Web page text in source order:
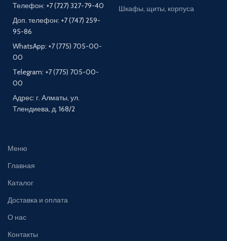
Телефон: +7 (727) 327-79-40
Доп. телефон: +7 (747) 259-
95-86
WhatsApp: +7 (775) 705-00-
00
Telegram: +7 (775) 705-00-
00
Адрес: г. Алматы, ул.
Тлендиева, д. 168/2
Шкафы, щиты, корпуса
Меню
Главная
Каталог
Доставка и оплата
О нас
Контакты